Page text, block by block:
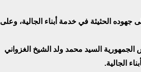
الحثيثة في خدمة أبناء الجالية، وعلى
الجمهورية السيد محمد ولد الشيخ الغزواني
الجالية.